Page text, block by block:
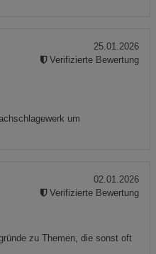
um
25.01.2026
Verifizierte Bewertung
zu Themen, die sonst oft
02.01.2026
Verifizierte Bewertung